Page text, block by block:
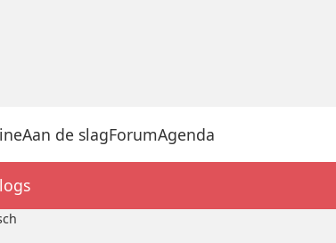
Aan de slagForumAgenda